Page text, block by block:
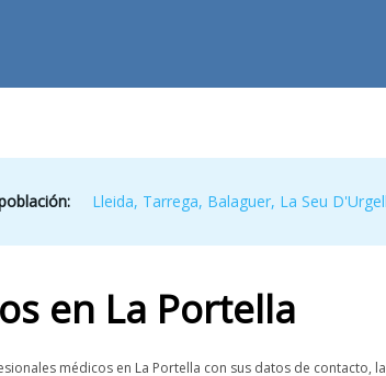
Lleida, Tarrega, Balaguer, La Seu D'Urgell
en La Portella
médicos en La Portella con sus datos de contacto,